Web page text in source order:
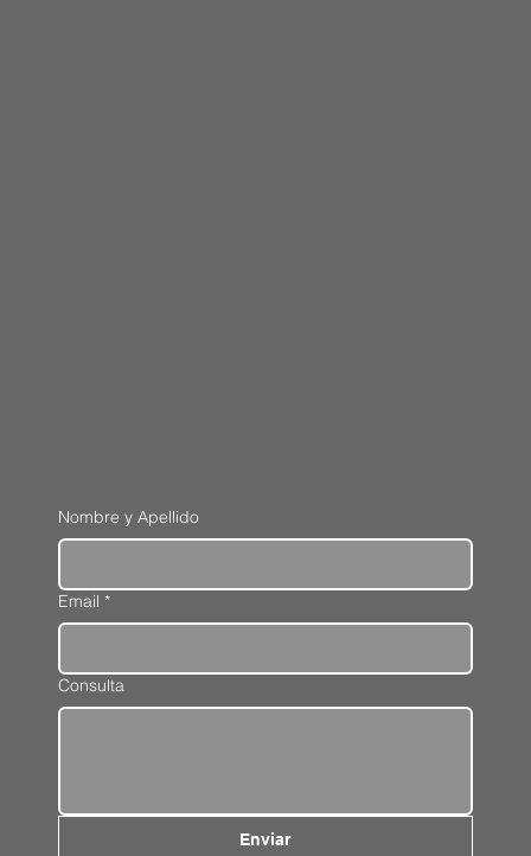
Nombre y Apellido
Email *
Consulta
Enviar